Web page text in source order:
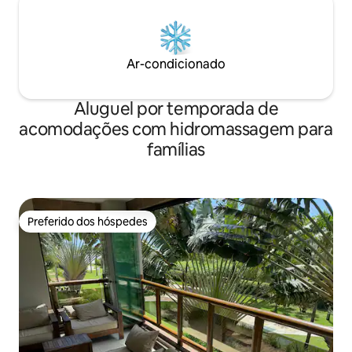
Ar-condicionado
Aluguel por temporada de
acomodações com hidromassagem para
famílias
Preferido dos hóspedes
Preferido dos hóspedes